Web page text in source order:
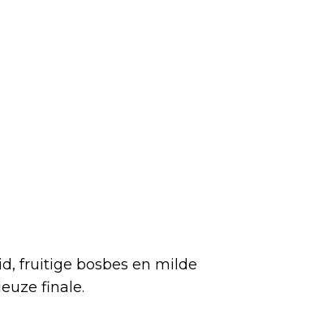
fruitige bosbes en milde
finale.